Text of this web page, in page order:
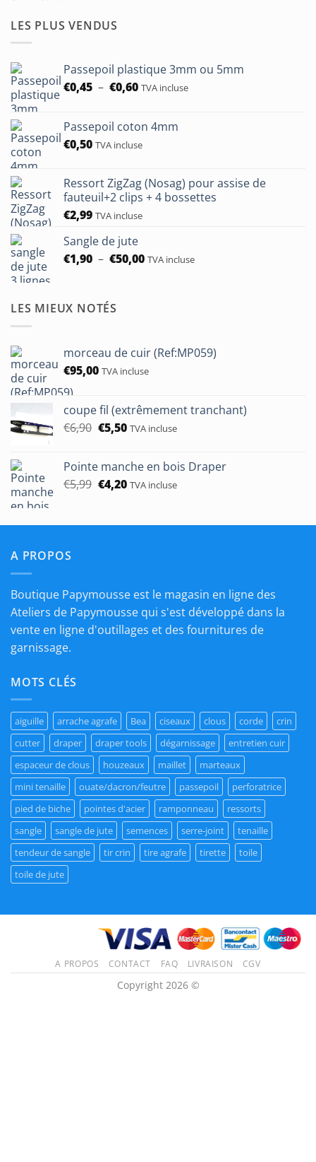
€24,00
LES PLUS VENDUS
Passepoil plastique 3mm ou 5mm
€0,45 – €0,60Plage
€0,45
à
TVA incluse
Passepoil coton 4mm
€0,50 TVA incluse
Ressort ZigZag (Nosag) pour assise de
fauteuil+2 clips + 4 bossettes
€2,99 TVA incluse
Sangle de jute
€1,90 – €50,00Plage
TVA incluse
LES MIEUX NOTÉS
morceau de cuir (Ref:MP059)
€95,00 TVA incluse
coupe fil (extrêmement tranchant)
€6,90 Le
était :
€6,90.
€5,50Le
est :
€5,50.
TVA incluse
Pointe manche en bois Draper
€5,99 Le
était :
€4,20Le
est :
TVA incluse
A PROPOS
Boutique Papymousse est le magasin en ligne des
Ateliers de Papymousse qui s'est développé dans la
vente en ligne d'outillages et des fournitures de
garnissage.
MOTS CLÉS
aiguille arrache agrafe Bea ciseaux clous corde
crin
cutter
draper draper tools dégarnissage
entretien cuir
espaceur de clous
houzeaux maillet
marteaux
mini tenaille
ouate/dacron/feutre passepoil
perforatrice
pied de biche
pointes d'acier ramponneau
ressorts
sangle
sangle de jute semences serre-joint
tenaille
tendeur de sangle
tir crin tire agrafe tirette
toile
toile de jute
A PROPOS CONTACT FAQ LIVRAISON CGV
Copyright 2026 ©